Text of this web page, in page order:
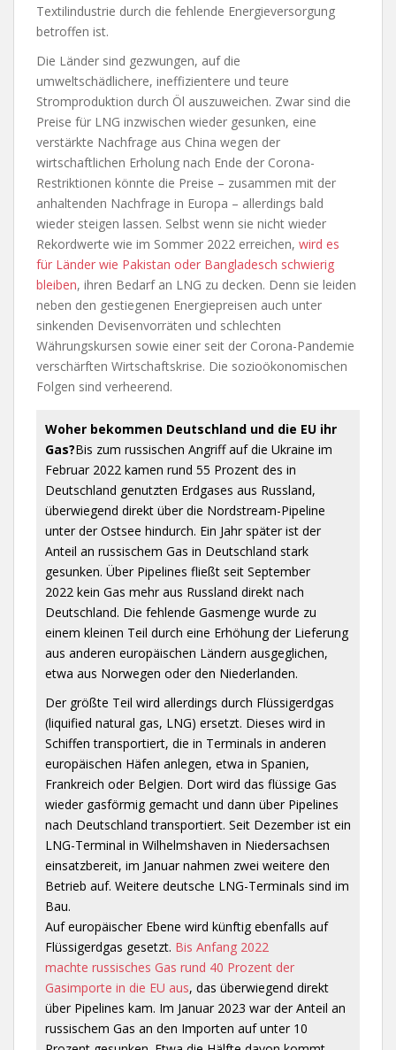
Textilindustrie durch die fehlende Energieversorgung
betroffen ist.
Die Länder sind gezwungen, auf die
umweltschädlichere, ineffizientere und teure
Stromproduktion durch Öl auszuweichen. Zwar sind die
Preise für LNG inzwischen wieder gesunken, eine
verstärkte Nachfrage aus China wegen der
wirtschaftlichen Erholung nach Ende der Corona-
Restriktionen könnte die Preise – zusammen mit der
anhaltenden Nachfrage in Europa – allerdings bald
wieder steigen lassen. Selbst wenn sie nicht wieder
Rekordwerte wie im Sommer 2022 erreichen, wird es
für Länder wie Pakistan oder Bangladesch schwierig
bleiben, ihren Bedarf an LNG zu decken. Denn sie leiden
neben den gestiegenen Energiepreisen auch unter
sinkenden Devisenvorräten und schlechten
Währungskursen sowie einer seit der Corona-Pandemie
verschärften Wirtschaftskrise. Die sozioökonomischen
Folgen sind verheerend.
Woher bekommen Deutschland und die EU ihr
Gas?Bis zum russischen Angriff auf die Ukraine im
Februar 2022 kamen rund 55 Prozent des in
Deutschland genutzten Erdgases aus Russland,
überwiegend direkt über die Nordstream-Pipeline
unter der Ostsee hindurch. Ein Jahr später ist der
Anteil an russischem Gas in Deutschland stark
gesunken. Über Pipelines fließt seit September
2022 kein Gas mehr aus Russland direkt nach
Deutschland. Die fehlende Gasmenge wurde zu
einem kleinen Teil durch eine Erhöhung der Lieferung
aus anderen europäischen Ländern ausgeglichen,
etwa aus Norwegen oder den Niederlanden.
Der größte Teil wird allerdings durch Flüssigerdgas
(liquified natural gas, LNG) ersetzt. Dieses wird in
Schiffen transportiert, die in Terminals in anderen
europäischen Häfen anlegen, etwa in Spanien,
Frankreich oder Belgien. Dort wird das flüssige Gas
wieder gasförmig gemacht und dann über Pipelines
nach Deutschland transportiert. Seit Dezember ist ein
LNG-Terminal in Wilhelmshaven in Niedersachsen
einsatzbereit, im Januar nahmen zwei weitere den
Betrieb auf. Weitere deutsche LNG-Terminals sind im
Bau.
Auf europäischer Ebene wird künftig ebenfalls auf
Flüssigerdgas gesetzt. Bis Anfang 2022
machte russisches Gas rund 40 Prozent der
Gasimporte in die EU aus, das überwiegend direkt
über Pipelines kam. Im Januar 2023 war der Anteil an
russischem Gas an den Importen auf unter 10